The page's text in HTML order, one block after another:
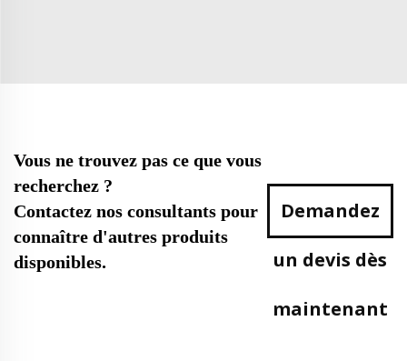
Vous ne trouvez pas ce que vous
recherchez ?
Contactez nos consultants pour
connaître d'autres produits
disponibles.
Demandez
un devis dès
maintenant